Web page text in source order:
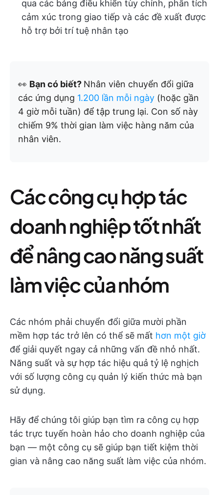
qua các bảng điều khiển tùy chỉnh, phân tích
cảm xúc trong giao tiếp và các đề xuất được
hỗ trợ bởi trí tuệ nhân tạo
👀 Bạn có biết? ​​Nhân viên chuyển đổi giữa
các ứng dụng 1.200 lần mỗi ngày (hoặc gần
4 giờ mỗi tuần) để tập trung lại. Con số này
chiếm 9% thời gian làm việc hàng năm của
nhân viên.
Các công cụ hợp tác
doanh nghiệp tốt nhất
để nâng cao năng suất
làm việc của nhóm
Các nhóm phải chuyển đổi giữa mười phần
mềm hợp tác trở lên có thể sẽ mất hơn một giờ
để giải quyết ngay cả những vấn đề nhỏ nhất.
Năng suất và sự hợp tác hiệu quả tỷ lệ nghịch
với số lượng công cụ quản lý kiến thức mà bạn
sử dụng.
Hãy để chúng tôi giúp bạn tìm ra công cụ hợp
tác trực tuyến hoàn hảo cho doanh nghiệp của
bạn — một công cụ sẽ giúp bạn tiết kiệm thời
gian và nâng cao năng suất làm việc của nhóm.